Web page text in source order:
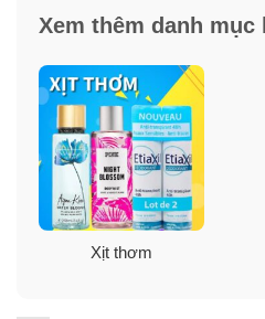
Hướng dẫn sử dụng
toàn thân Bath & Body
Lắc đều và xịt vào cơ thể
Xịt vào các vùng cổ tay, sau
hương thơm lưu lại được lâu.
Tránh xịt lên quần áo hay đồ
Có thể sử dụng nhiều lần
Xem thêm danh mục
Xịt thơm